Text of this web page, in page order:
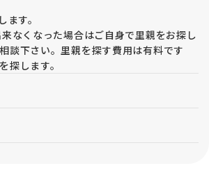
、ナルコレプシー病等の
ラブラドールは１３項目（２０１６年現
。
証 ★★★
病気で死亡してしまった場合、子犬代
す。
子犬でも成長と共に疾患が現れる場合が
ダーでは生命保証を長期間に設定し、お
頂けるようにしております。
す。
なくなった場合はご自身で里親をお探し
談下さい。里親を探す費用は有料です
探します。